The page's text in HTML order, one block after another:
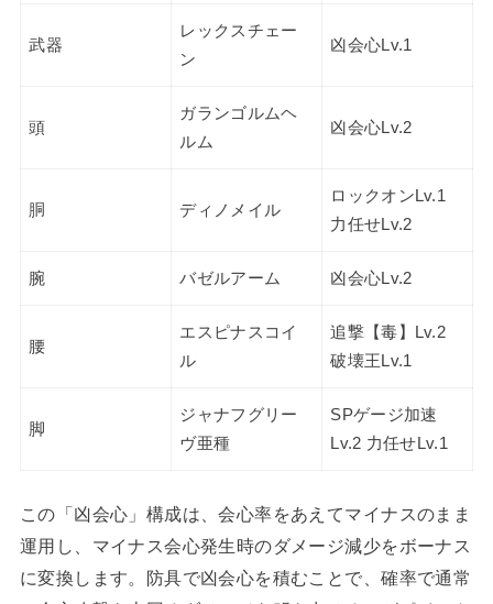
武器
レックスチェー
ン
凶会心Lv.1
頭
ガランゴルムヘ
ルム
凶会心Lv.2
胴 ディノメイル
ロックオンLv.1
力任せLv.2
腕 バゼルアーム 凶会心Lv.2
腰
エスピナスコイ
ル
追撃【毒】Lv.2
破壊王Lv.1
脚
ジャナフグリー
ヴ亜種
SPゲージ加速
Lv.2 力任せLv.1
この「凶会心」構成は、会心率をあえてマイナスのまま
運用し、マイナス会心発生時のダメージ減少をボーナス
に変換します。防具で凶会心を積むことで、確率で通常